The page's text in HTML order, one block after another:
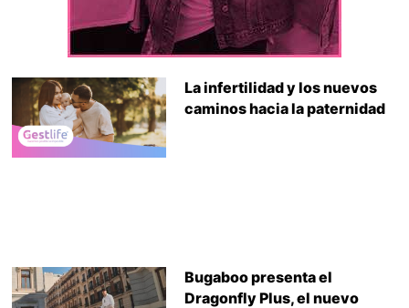
La infertilidad y los nuevos
caminos hacia la paternidad
Bugaboo presenta el
Dragonfly Plus, el nuevo